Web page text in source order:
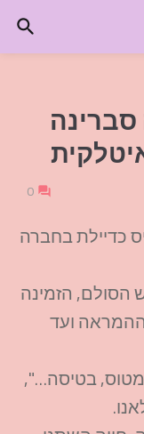
סברינה
0
כדיילת בחברה
הסולם, הזמינה
ועד
בטיסה…",